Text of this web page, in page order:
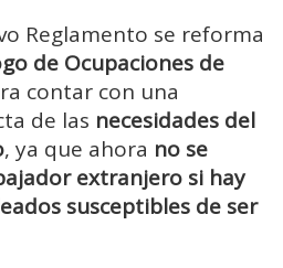
Reglamento se reforma
de Ocupaciones de
contar con una
de las necesidades del
, ya que ahora no se
extranjero si hay
susceptibles de ser